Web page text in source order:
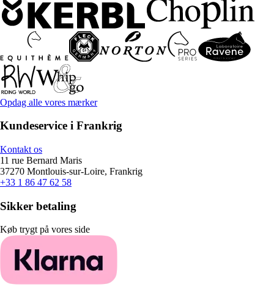
Opdag alle vores mærker
Kundeservice i Frankrig
Kontakt os
11 rue Bernard Maris
37270 Montlouis-sur-Loire, Frankrig
+33 1 86 47 62 58
Sikker betaling
Køb trygt på vores side